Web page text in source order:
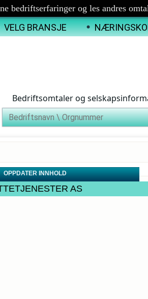
bedriftserfaringer og les andres
VELG BRANSJE
Bedriftsomtaler og
OPPDATER INNHOLD
AS